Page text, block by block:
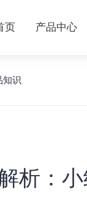
页 产品中心
知识
析：